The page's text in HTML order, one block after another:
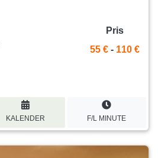
Pris
55 € - 110 €
KALENDER F/L MINUTE